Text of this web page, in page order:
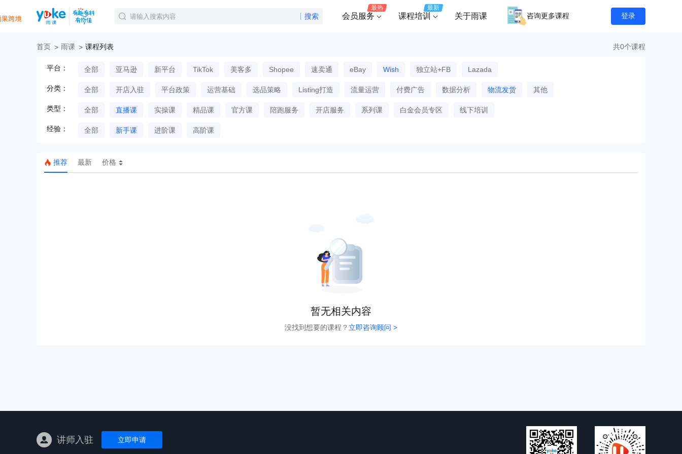
搜索 会员服务
最热
课程培训
最新
关于雨课 咨询更多课程 登录
首页 雨课 课程列表 共0个课程
平台： 全部 亚马逊 新平台 TikTok 美客多 Shopee 速卖通 eBay Wish 独立站+FB Lazada
分类： 全部 开店入驻 平台政策 运营基础 选品策略 Listing打造 流量运营 付费广告 数据分析 物流发货 其他
类型： 全部 直播课 实操课 精品课 官方课 陪跑服务 开店服务 系列课 白金会员专区 线下培训
经验： 全部 新手课 进阶课 高阶课
推荐 最新 价格
暂无相关内容
没找到想要的课程？ 立即咨询顾问 >
讲师入驻 立即申请